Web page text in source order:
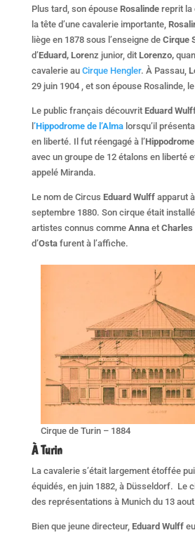
Plus tard, son épouse Rosalindereprit la
la tête d’une cavalerie importante,
liège en 1878 sous l’enseigne de Cirque
d’Eduard, Lorenz junior, dit Lorenzo,
cavalerie au Cirque Hengler. À Passau,
29 juin 1904 , et son épouse Rosalinde,
Le public français découvrit Eduard Wulf
’Hippodrome de l’Almalorsqu’il
en liberté. Il fut réengagé à l’Hippodrome
avec un groupe de 12 étalons en liberté
appelé Miranda.
Le nom de Circus Eduard Wulffapparut
septembre 1880. Son cirque était
artistes connus commeAnnaet Charles
d’Ostafurent à l’affiche.
Cirque de Turin – 1884
À Turin
La cavalerie s’était largement étoffée
équidés, en juin 1882, à Düsseldorf. Le
des représentations à Munich du 13
Bien que jeune directeur, Eduard Wulff